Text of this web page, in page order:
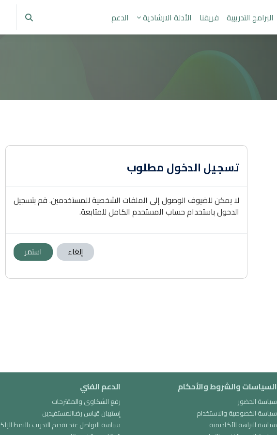
البرامج التدريبية فريقنا الأدلة الارشادية الدعم تبديل
تسجيل الدخول مطلوب
لا يمكن للضيوف الوصول إلى الملفات الشخصية للمستخدمين. قم بتسجيل
الدخول باستخدام حساب المستخدم الكامل للمتابعة.
إلغاء استمر
السياسات والشروط والأحكام
سياسة الحضور
سياسة الخصوصية والاستخدام
سياسة النزاهة الأكاديمية
الدعم الفني
رفع الشكاوى والمقترحات
إستبيان قياس رضاالمستفيدين
سياسة التواصل عند تقديم التدريب بالنمط